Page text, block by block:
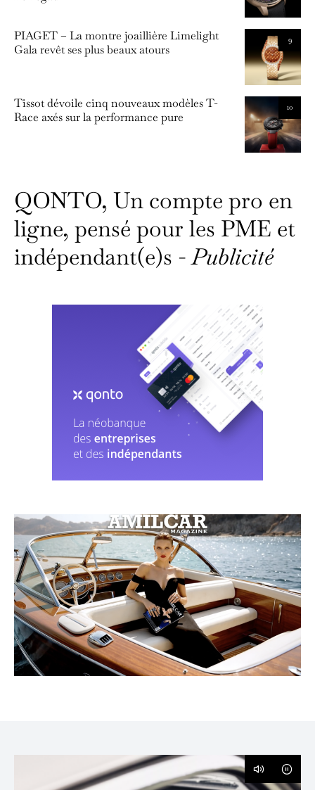
9
PIAGET – La montre joaillière Limelight
Gala revêt ses plus beaux atours
10
Tissot dévoile cinq nouveaux modèles T-
Race axés sur la performance pure
QONTO, Un compte pro en
ligne, pensé pour les PME et
indépendant(e)s -Publicité